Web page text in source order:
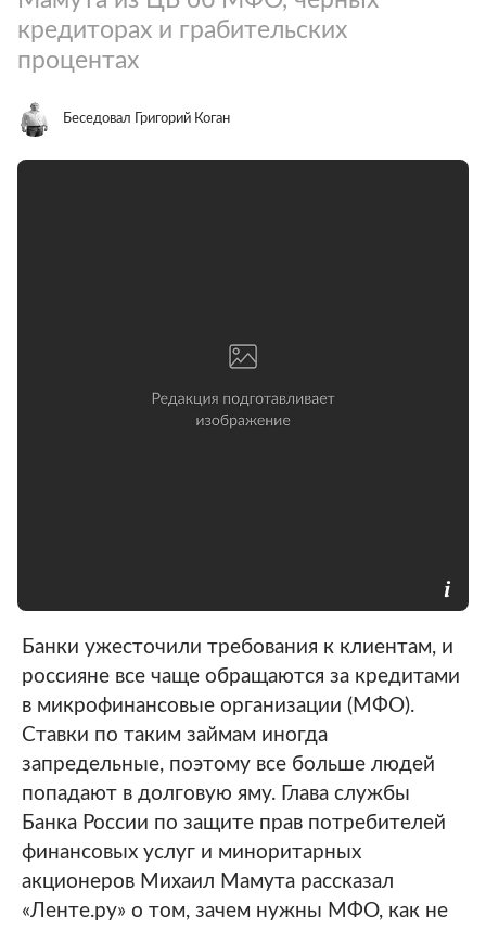
кредиторах и грабительских
процентах
Беседовал Григорий Коган
Банки ужесточили требования к клиентам, и
россияне все чаще обращаются за кредитами
в микрофинансовые организации (МФО).
Ставки по таким займам иногда
запредельные, поэтому все больше людей
попадают в долговую яму. Глава службы
Банка России по защите прав потребителей
финансовых услуг и миноритарных
акционеров Михаил Мамута рассказал
«Ленте.ру» о том, зачем нужны МФО, как не